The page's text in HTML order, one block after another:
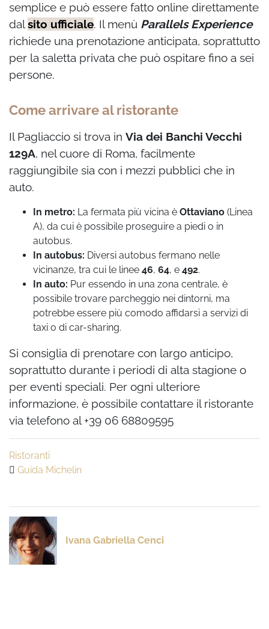
semplice e può essere fatto online direttamente
dalsito ufficiale. Il menù Parallels Experience
richiede una prenotazione anticipata, soprattutto
per la saletta privata che può ospitare fino a sei
persone.
Come arrivare al ristorante
Il Pagliaccio si trova in Via dei Banchi Vecchi
129A, nel cuore di Roma, facilmente
raggiungibile sia con i mezzi pubblici che in
auto.
In metro: La fermata più vicina è Ottaviano (Linea
A), da cui è possibile proseguire a piedi o in
autobus.
In autobus: Diversi autobus fermano nelle
vicinanze, tra cui le linee 46, 64, e 492.
In auto: Pur essendo in una zona centrale, è
possibile trovare parcheggio nei dintorni, ma
potrebbe essere più comodo affidarsi a servizi di
taxi o di car-sharing.
Si consiglia di prenotare con largo anticipo,
soprattutto durante i periodi di alta stagione o
per eventi speciali. Per ogni ulteriore
informazione, è possibile contattare il ristorante
via telefono al +39 06 68809595
Ristoranti
Guida Michelin
Ivana Gabriella Cenci